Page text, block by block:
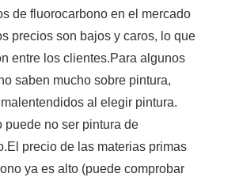
de fluorocarbono en el mercado
precios son bajos y caros, lo que
entre los clientes.Para algunos
saben mucho sobre pintura,
al elegir pintura.
puede no ser pintura de
precio de las materias primas
ya es alto (puede comprobar